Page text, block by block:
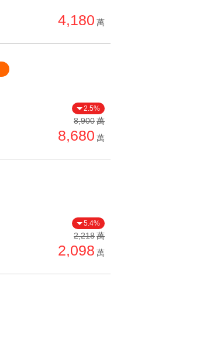
4,180 萬
2.5%
8,900萬
8,680 萬
5.4%
2,218萬
2,098 萬